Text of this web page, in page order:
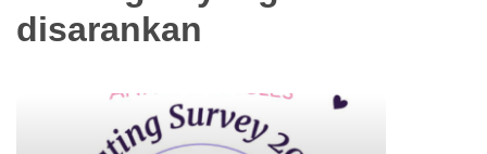
disarankan